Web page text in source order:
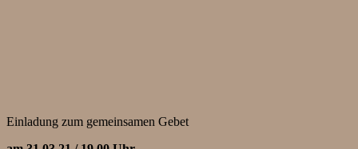
Einladung zum gemeinsamen Gebet